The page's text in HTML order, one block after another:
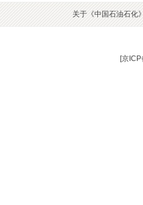
关于《中国石油石化》
[京